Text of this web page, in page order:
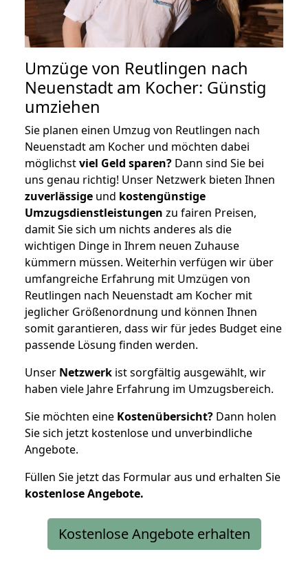
Umzüge von Reutlingen nach
Neuenstadt am Kocher: Günstig
umziehen
Sie planen einen Umzug von Reutlingen nach
Neuenstadt am Kocher und möchten dabei
möglichstviel Geld sparen? Dann sind Sie bei
uns genau richtig! Unser Netzwerk bieten Ihnen
zuverlässige und kostengünstige
Umzugsdienstleistungen zu fairen Preisen,
damit Sie sich um nichts anderes als die
wichtigen Dinge in Ihrem neuen Zuhause
kümmern müssen. Weiterhin verfügen wir über
umfangreiche Erfahrung mit Umzügen von
Reutlingen nach Neuenstadt am Kocher mit
jeglicher Größenordnung und können Ihnen
somit garantieren, dass wir für jedes Budget eine
passende Lösung finden werden.
Unser Netzwerk ist sorgfältig ausgewählt, wir
haben viele Jahre Erfahrung im Umzugsbereich.
Sie möchten eine Kostenübersicht? Dann holen
Sie sich jetzt kostenlose und unverbindliche
Angebote.
Füllen Sie jetzt das Formular aus und erhalten Sie
kostenloseAngebote.
Kostenlose Angebote erhalten